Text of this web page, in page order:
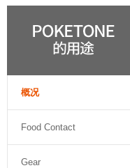
概况
Food Contact
Gear